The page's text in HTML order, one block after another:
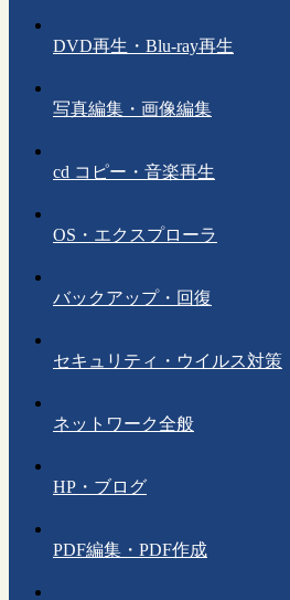
DVD再生・Blu-ray再生
写真編集・画像編集
cd コピー・音楽再生
OS・エクスプローラ
バックアップ・回復
セキュリティ・ウイルス対策
ネットワーク全般
HP・ブログ
PDF編集・PDF作成